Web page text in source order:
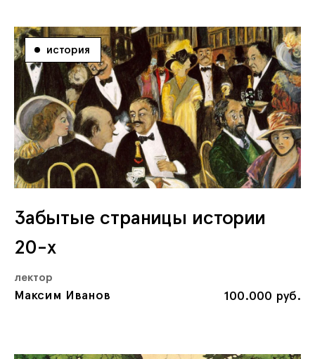
история
Забытые страницы истории
20-х
лектор
Максим Иванов 100.000 руб.